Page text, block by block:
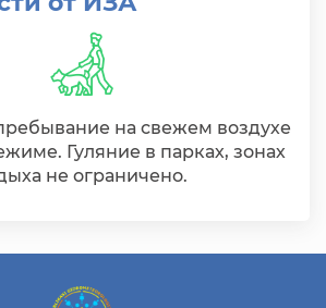
на свежем воздухе
Гуляние в парках, зонах
не ограничено.